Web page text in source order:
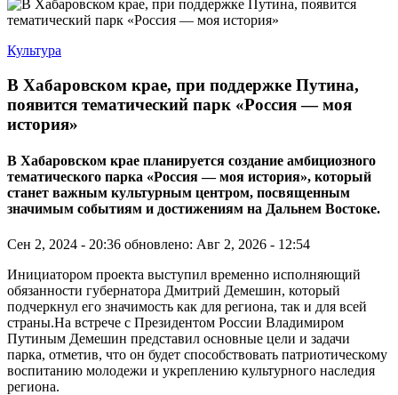
Культура
В Хабаровском крае, при поддержке Путина,
появится тематический парк «Россия — моя
история»
В Хабаровском крае планируется создание амбициозного
тематического парка «Россия — моя история», который
станет важным культурным центром, посвященным
значимым событиям и достижениям на Дальнем Востоке.
Сен 2, 2024 - 20:36 обновлено: Авг 2, 2026 - 12:54
Инициатором проекта выступил временно исполняющий
обязанности губернатора Дмитрий Демешин, который
подчеркнул его значимость как для региона, так и для всей
страны.На встрече с Президентом России Владимиром
Путиным Демешин представил основные цели и задачи
парка, отметив, что он будет способствовать патриотическому
воспитанию молодежи и укреплению культурного наследия
региона.